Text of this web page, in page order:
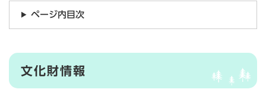
ページ内目次
文化財情報